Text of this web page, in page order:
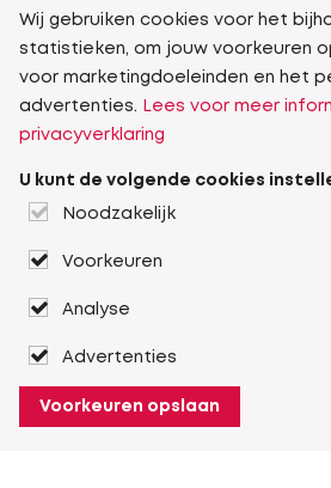
Wij gebruiken cookies voor het
statistieken, om jouw voorkeuren
voor marketingdoeleinden en het
advertenties.
Lees voor meer
privacyverklaring
U kunt de volgende cookies
Noodzakelijk
Voorkeuren
Analyse
Advertenties
Voorkeuren opslaan